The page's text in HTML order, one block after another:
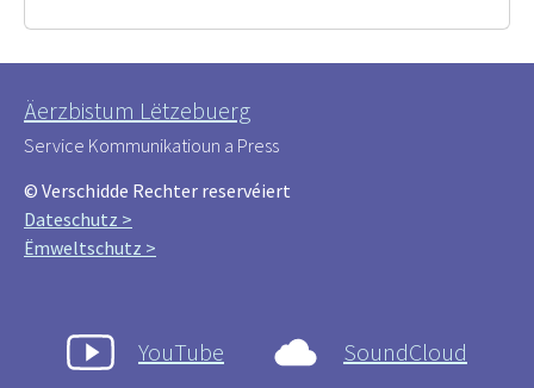
Äerzbistum Lëtzebuerg
Service Kommunikatioun a Press
© Verschidde Rechter reservéiert
Dateschutz >
Ëmweltschutz >
YouTube SoundCloud